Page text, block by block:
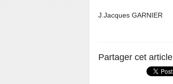
J.Jacques GARNIER
Partager cet article